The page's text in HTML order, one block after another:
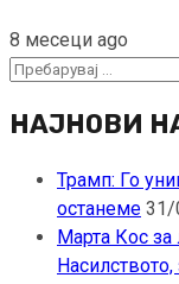
8 месеци ago
Пребарувај
НАЈНОВИ
Трамп: Го
останеме 31/
Марта Кос за